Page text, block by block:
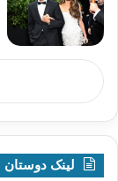
لینک دوستان